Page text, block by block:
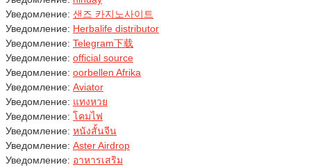
Уведомление: 샌즈 카지노사이트
Уведомление: Herbalife distributor
Уведомление: Telegram下载
Уведомление: official source
Уведомление: oorbellen Afrika
Уведомление: Aviator
Уведомление: แทงหวย
Уведомление: โคมไฟ
Уведомление: หนังสั้นจีน
Уведомление: Aster Airdrop
Уведомление: อาหารเสริม